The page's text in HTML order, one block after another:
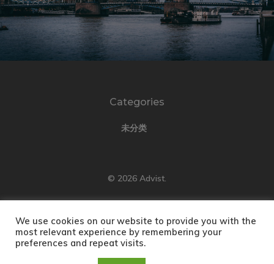
Categories
未分类
© 2026 Advist.
We use cookies on our website to provide you with the
most relevant experience by remembering your
preferences and repeat visits.
English(英语 )